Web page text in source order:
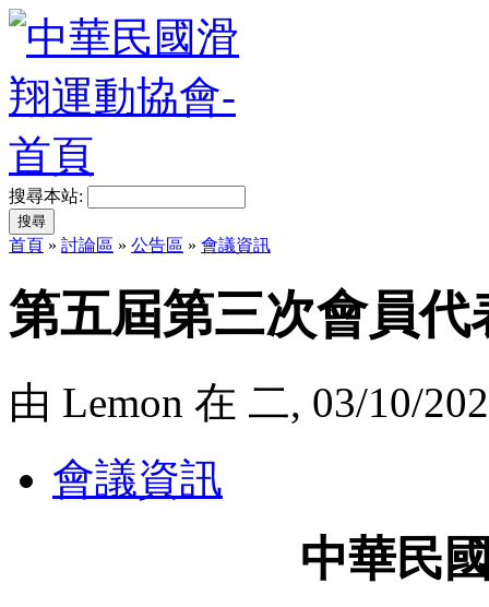
搜尋本站:
首頁 » 討論區 » 公告區 » 會議資訊
第五屆第三次會員
由 Lemon 在 二, 03/10/
會議資訊
中華民